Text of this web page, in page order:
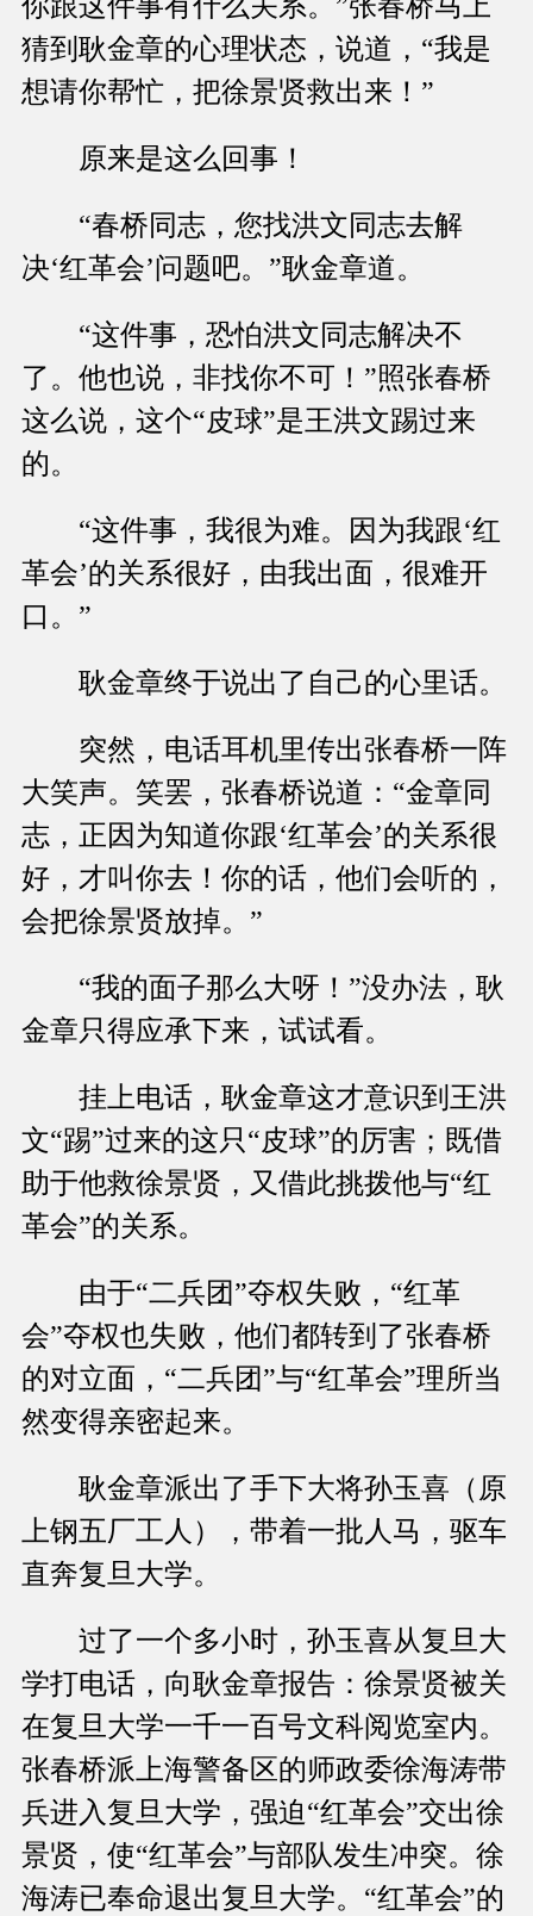
猜到耿金章的心理状态，说道，“我是
想请你帮忙，把徐景贤救出来！”
原来是这么回事！
“春桥同志，您找洪文同志去解
决‘红革会’问题吧。”耿金章道。
“这件事，恐怕洪文同志解决不
了。他也说，非找你不可！”照张春桥
这么说，这个“皮球”是王洪文踢过来
的。
“这件事，我很为难。因为我跟‘红
革会’的关系很好，由我出面，很难开
口。”
耿金章终于说出了自己的心里话。
突然，电话耳机里传出张春桥一阵
大笑声。笑罢，张春桥说道：“金章同
志，正因为知道你跟‘红革会’的关系很
好，才叫你去！你的话，他们会听的，
会把徐景贤放掉。”
“我的面子那么大呀！”没办法，耿
金章只得应承下来，试试看。
挂上电话，耿金章这才意识到王洪
文“踢”过来的这只“皮球”的厉害；既借
助于他救徐景贤，又借此挑拨他与“红
革会”的关系。
由于“二兵团”夺权失败，“红革
会”夺权也失败，他们都转到了张春桥
的对立面，“二兵团”与“红革会”理所当
然变得亲密起来。
耿金章派出了手下大将孙玉喜（原
上钢五厂工人），带着一批人马，驱车
直奔复旦大学。
过了一个多小时，孙玉喜从复旦大
学打电话，向耿金章报告：徐景贤被关
在复旦大学一千一百号文科阅览室内。
张春桥派上海警备区的师政委徐海涛带
兵进入复旦大学，强迫“红革会”交出徐
景贤，使“红革会”与部队发生冲突。徐
海涛已奉命退出复旦大学。“红革会”的